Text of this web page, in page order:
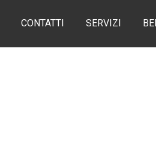
CONTATTI SERVIZI